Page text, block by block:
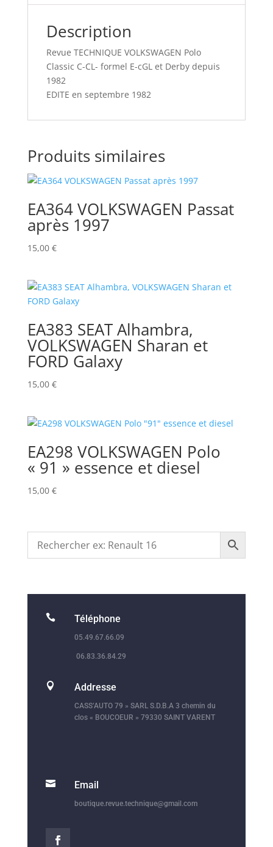
Description
Revue TECHNIQUE VOLKSWAGEN Polo
Classic C-CL- formel E-cGL et Derby depuis
1982
EDITE en septembre 1982
Produits similaires
EA364 VOLKSWAGEN Passat
après 1997
15,00 €
EA383 SEAT Alhambra,
VOLKSWAGEN Sharan et
FORD Galaxy
15,00 €
EA298 VOLKSWAGEN Polo
« 91 » essence et diesel
15,00 €
 Téléphone
05.49.67.66.09
06.83.36.84.29
 Addresse
CASS’AUTO 79 » SARL S.D.B.A 3 chemin du
clos « BOUCOEUR » 79330 SAINT VARENT
 Email
boutique.revue.technique@gmail.com